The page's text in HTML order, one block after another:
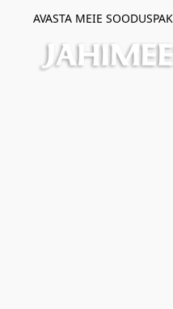
AVASTA MEIE